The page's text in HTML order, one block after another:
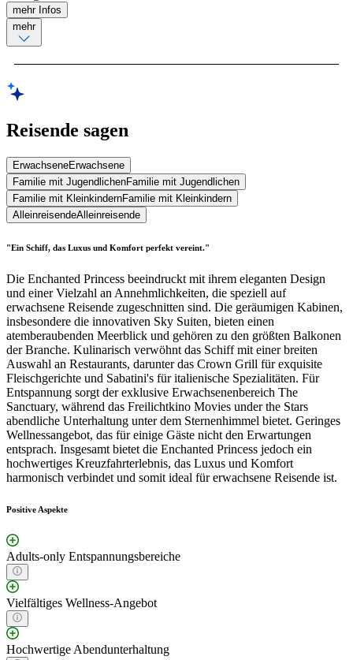
mehr Infos
mehr
Reisende sagen
ErwachseneErwachsene
Familie mit JugendlichenFamilie mit Jugendlichen
Familie mit KleinkindernFamilie mit Kleinkindern
AlleinreisendeAlleinreisende
"Ein Schiff, das Luxus und Komfort perfekt vereint."
Die Enchanted Princess beeindruckt mit ihrem eleganten Design
und einer Vielzahl an Annehmlichkeiten, die speziell auf
erwachsene Reisende zugeschnitten sind. Die geräumigen Kabinen,
insbesondere die innovativen Sky Suiten, bieten einen
atemberaubenden Meerblick und gehören zu den größten Balkonen
der Branche. Kulinarisch verwöhnt das Schiff mit einer breiten
Auswahl an Restaurants, darunter das Crown Grill für exquisite
Fleischgerichte und Sabatini's für italienische Spezialitäten. Für
Entspannung sorgt der exklusive Erwachsenenbereich The
Sanctuary, während das Freilichtkino Movies under the Stars
abendliche Unterhaltung unter dem Sternenhimmel bietet. Geringes
Wellnessangebot, das für einige Gäste nicht den Erwartungen
entsprach. Insgesamt bietet die Enchanted Princess jedoch ein
hochwertiges Kreuzfahrterlebnis, das Luxus und Komfort
harmonisch verbindet und somit ideal für erwachsene Reisende ist.
Positive Aspekte
Adults-only Entspannungsbereiche
Vielfältiges Wellness-Angebot
Hochwertige Abendunterhaltung